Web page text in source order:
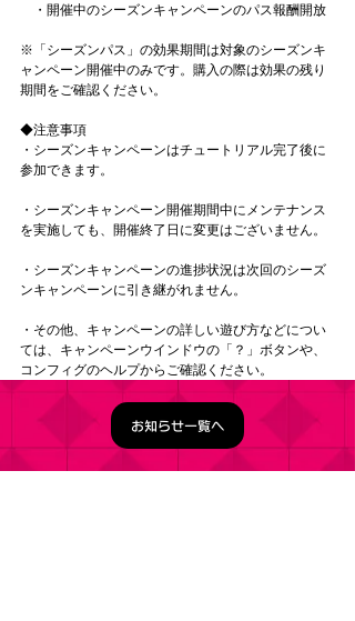
・開催中のシーズンキャンペーンのパス報酬開放
※「シーズンパス」の効果期間は対象のシーズンキ
ャンペーン開催中のみです。購入の際は効果の残り
期間をご確認ください。
◆注意事項
・シーズンキャンペーンはチュートリアル完了後に
参加できます。
・シーズンキャンペーン開催期間中にメンテナンス
を実施しても、開催終了日に変更はございません。
・シーズンキャンペーンの進捗状況は次回のシーズ
ンキャンペーンに引き継がれません。
・その他、キャンペーンの詳しい遊び方などについ
ては、キャンペーンウインドウの「？」ボタンや、
コンフィグのヘルプからご確認ください。
お知らせ一覧へ